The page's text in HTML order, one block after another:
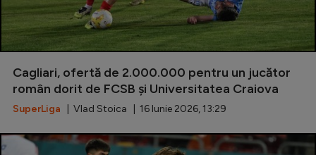
JO 2026
Intră în cont
Cagliari, ofertă de 2.000.000 pentru un jucător
român dorit de FCSB și Universitatea Craiova
SuperLiga | Vlad Stoica | 16 Iunie 2026, 13:29